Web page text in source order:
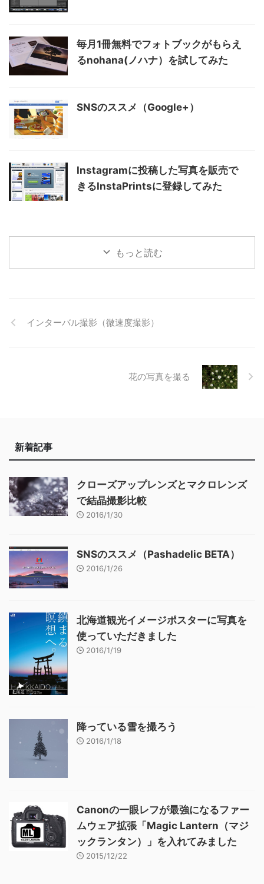
毎月1冊無料でフォトブックがもらえ
るnohana(ノハナ）を試してみた
SNSのススメ（Google+）
Instagramに投稿した写真を販売で
きるInstaPrintsに登録してみた
もっと読む
インターバル撮影（微速度撮影）
花の写真を撮る
新着記事
クローズアップレンズとマクロレンズ
で結晶撮影比較
2016/1/30
SNSのススメ（Pashadelic BETA）
2016/1/26
北海道観光イメージポスターに写真を
使っていただきました
2016/1/19
降っている雪を撮ろう
2016/1/18
Canonの一眼レフが最強になるファー
ムウェア拡張「Magic Lantern（マジ
ックランタン）」を入れてみました
2015/12/22